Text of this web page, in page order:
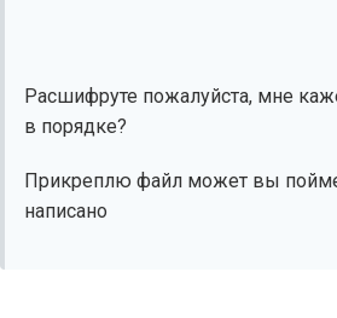
Расшифруте пожалуйста, мне
в порядке?
Прикреплю файл может вы
написано